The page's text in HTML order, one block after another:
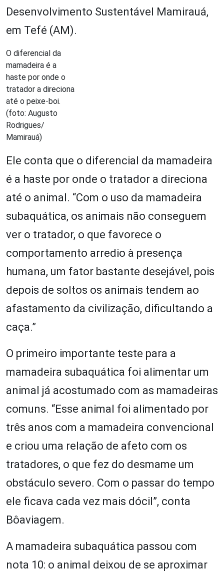
Desenvolvimento Sustentável Mamirauá,
em Tefé (AM).
O diferencial da
mamadeira é a
haste por onde o
tratador a direciona
até o peixe-boi.
(foto: Augusto
Rodrigues/
Mamirauá)
Ele conta que o diferencial da mamadeira
é a haste por onde o tratador a direciona
até o animal. “Com o uso da mamadeira
subaquática, os animais não conseguem
ver o tratador, o que favorece o
comportamento arredio à presença
humana, um fator bastante desejável, pois
depois de soltos os animais tendem ao
afastamento da civilização, dificultando a
caça.”
O primeiro importante teste para a
mamadeira subaquática foi alimentar um
animal já acostumado com as mamadeiras
comuns. “Esse animal foi alimentado por
três anos com a mamadeira convencional
e criou uma relação de afeto com os
tratadores, o que fez do desmame um
obstáculo severo. Com o passar do tempo
ele ficava cada vez mais dócil”, conta
Bôaviagem.
A mamadeira subaquática passou com
nota 10: o animal deixou de se aproximar